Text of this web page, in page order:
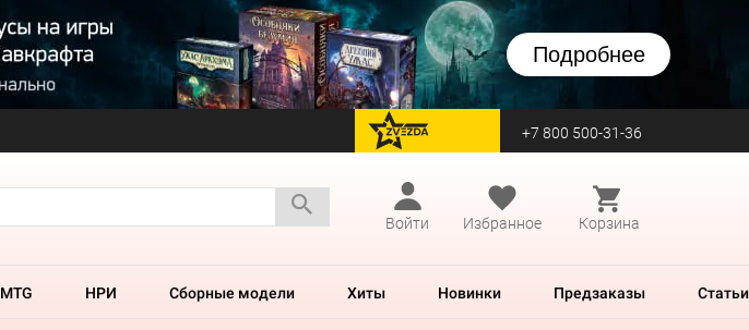
Подробнее
перейти на Zvezda +7 800 500-31-36
Войти
Избранное Корзина
MTG НРИ Сборные модели Хиты Новинки Предзаказы Статьи